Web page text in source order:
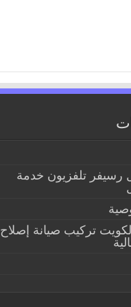
رسيفر تلفزيون خدمة
تركيب صيانة إصلاح